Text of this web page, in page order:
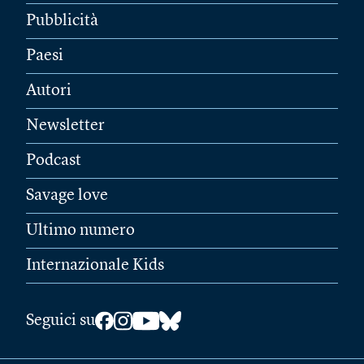
Pubblicità
Paesi
Autori
Newsletter
Podcast
Savage love
Ultimo numero
Internazionale Kids
Seguici su